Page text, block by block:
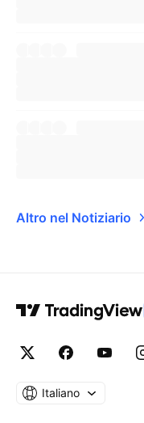
Altro nel Notiziario
Italiano